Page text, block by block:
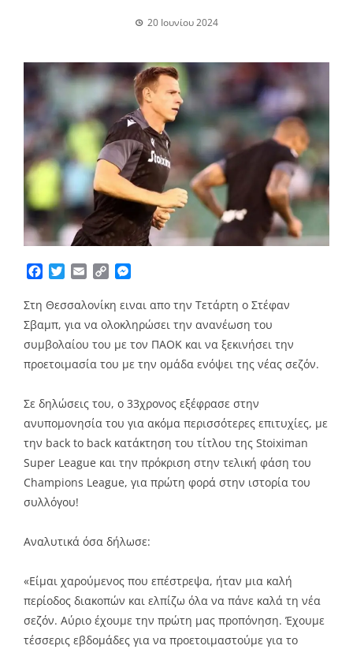
20 Ιουνίου 2024
Facebook
TwitterEmailCopy
Στη Θεσσαλονίκη ειναι απο την Τετάρτη ο Στέφαν
Σβαμπ, για να ολοκληρώσει την ανανέωση του
συμβολαίου του με τον ΠΑΟΚ και να ξεκινήσει την
προετοιμασία του με την ομάδα ενόψει της νέας σεζόν.
Σε δηλώσεις του, ο 33χρονος εξέφρασε στην
ανυπομονησία του για ακόμα περισσότερες επιτυχίες, με
την back to back κατάκτηση του τίτλου της Stoiximan
Super League και την πρόκριση στην τελική φάση του
Champions League, για πρώτη φορά στην ιστορία του
συλλόγου!
Αναλυτικά όσα δήλωσε:
«Είμαι χαρούμενος που επέστρεψα, ήταν μια καλή
περίοδος διακοπών και ελπίζω όλα να πάνε καλά τη νέα
σεζόν. Αύριο έχουμε την πρώτη μας προπόνηση. Έχουμε
τέσσερις εβδομάδες για να προετοιμαστούμε για το